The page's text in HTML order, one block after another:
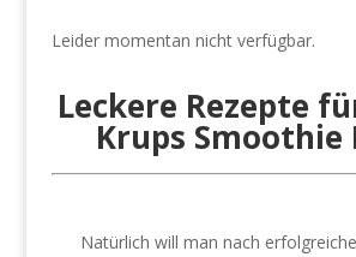
Leider momentan nicht verfügbar.
Leckere Rezepte
Krups Smoothie
Natürlich will man nach